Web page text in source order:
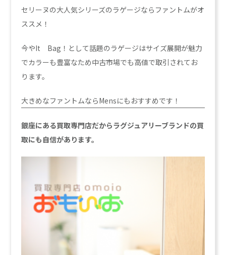
セリーヌの大人気シリーズのラゲージならファントムがオ
ススメ！
今やIt Bag！として話題のラゲージはサイズ展開が魅力
でカラーも豊富なため中古市場でも高値で取引されてお
ります。
大きめなファントムならMensにもおすすめです！
銀座にある買取専門店だからラグジュアリーブランドの買
取にも自信があります。